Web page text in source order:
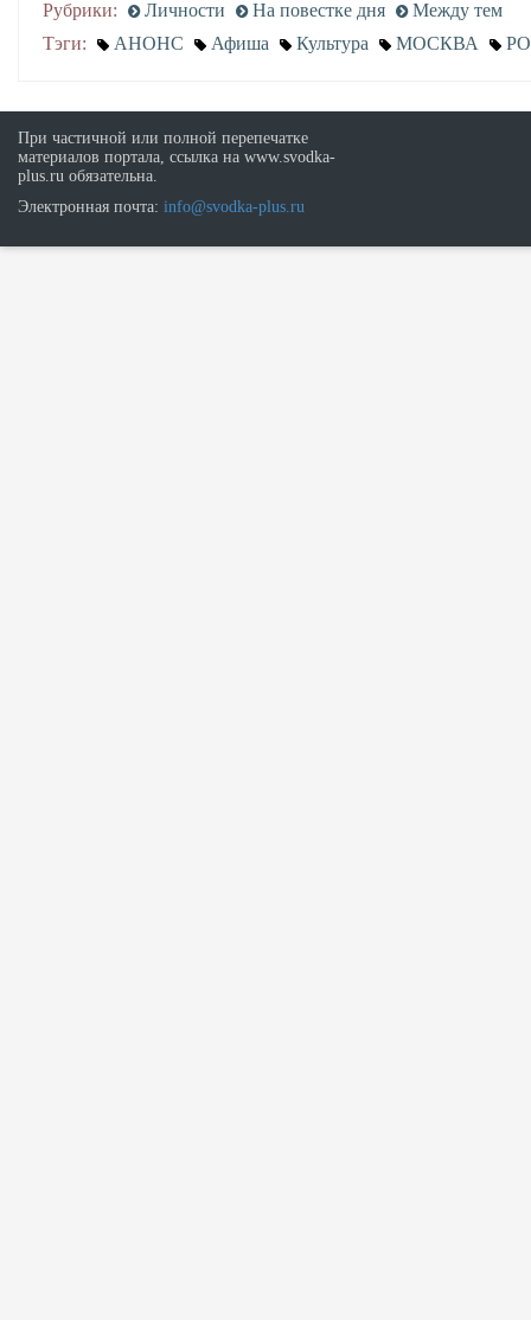
Рубрики: Личности На повестке дня
Между тем
Тэги:
АНОНС Афиша Культура МОСКВА
При частичной или полной перепечатке
материалов портала, ссылка на www.svodka-
plus.ru обязательна.
Электронная почта: info@svodka-plus.ru